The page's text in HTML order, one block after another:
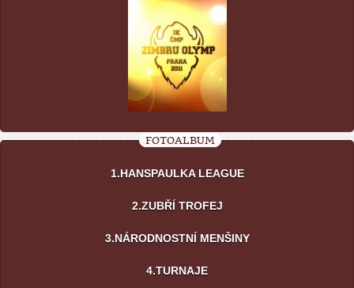
FOTOALBUM
1.HANSPAULKA LEAGUE
2.ZUBŘÍ TROFEJ
3.NÁRODNOSTNÍ MENŠINY
4.TURNAJE